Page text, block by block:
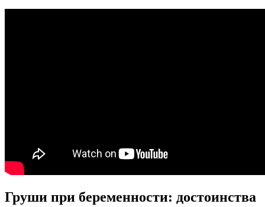
Груши при беременности: достоинства